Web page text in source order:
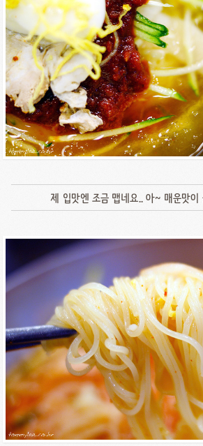
제 입맛엔 조금 맵네요.. 아~ 매운맛이